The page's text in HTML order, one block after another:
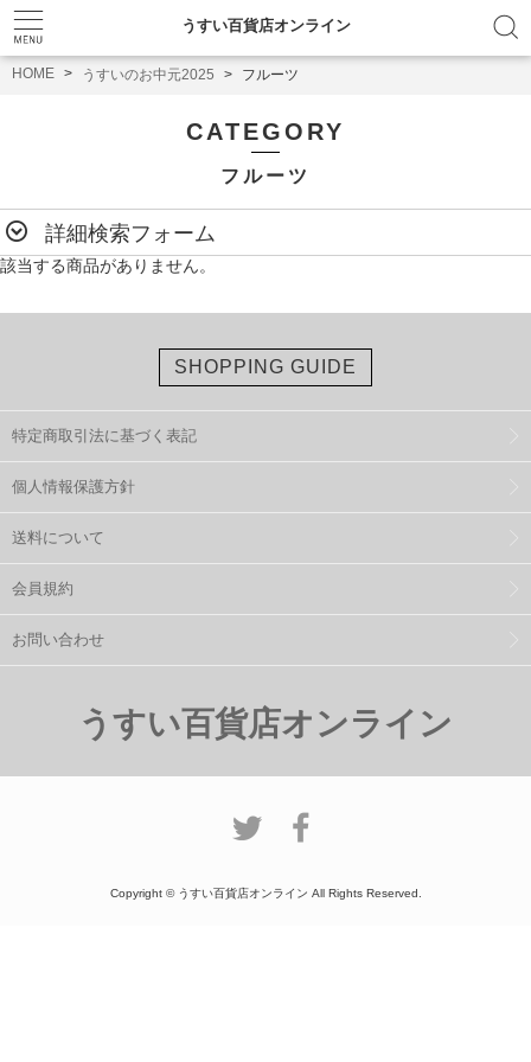
うすい百貨店オンライン
HOME うすいのお中元2025 フルーツ
CATEGORY
フルーツ
詳細検索フォーム
該当する商品がありません。
SHOPPING GUIDE
特定商取引法に基づく表記
個人情報保護方針
送料について
会員規約
お問い合わせ
うすい百貨店オンライン
Copyright © うすい百貨店オンライン All Rights Reserved.